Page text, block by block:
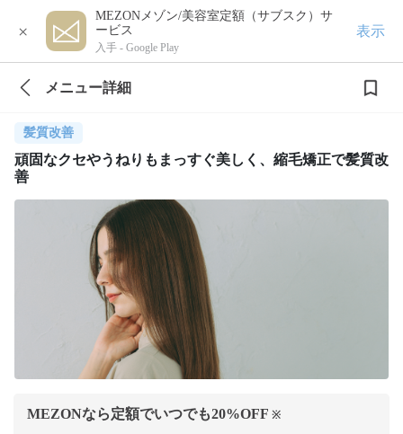
×
MEZONメゾン/美容室定額（サブスク）サ
ービス
入手 - Google Play
表示
メニュー詳細
髪質改善
頑固なクセやうねりもまっすぐ美しく、縮毛矯正で髪質改
善
MEZONなら定額でいつでも20%OFF ※